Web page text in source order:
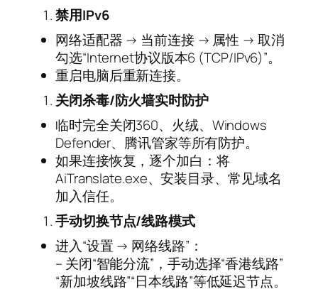
禁用IPv6
网络适配器 → 当前连接 → 属性 → 取消
勾选“Internet协议版本6 (TCP/IPv6)”。
重启电脑后重新连接。
关闭杀毒/防火墙实时防护
临时完全关闭360、火绒、Windows
Defender、腾讯管家等所有防护。
如果连接恢复，逐个加白：将
AiTranslate.exe、安装目录、常见域名
加入信任。
手动切换节点/线路模式
进入“设置 → 网络线路”：
– 关闭“智能分流”，手动选择“香港线路”
“新加坡线路”“日本线路”等低延迟节点。